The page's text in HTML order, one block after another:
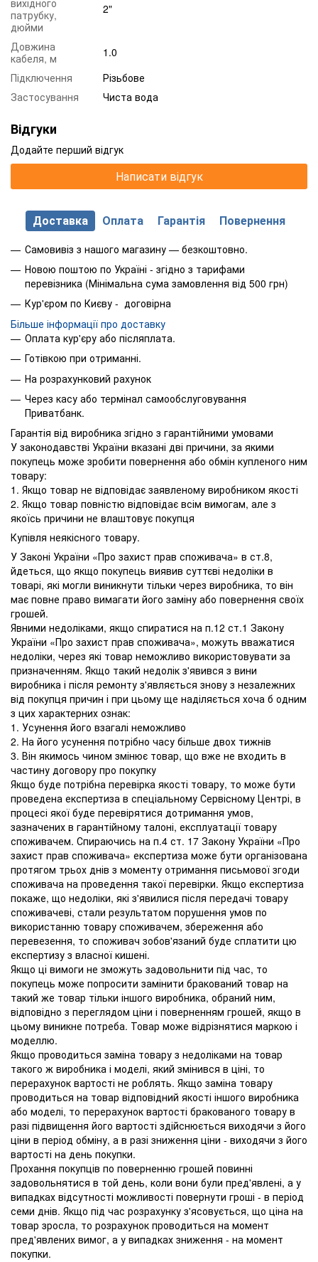
патрубку,
дюйми
2"
Довжина
кабеля, м
1.0
Підключення
Різьбове
Застосування
Чиста вода
Відгуки
Додайте перший відгук
Написати відгук
Доставка Оплата Гарантія Повернення
Самовивіз з нашого магазину — безкоштовно.
Новою поштою по Україні - згідно з тарифами
перевізника (Мінімальна сума замовлення від 500 грн)
Кур'єром по Києву - договірна
Більше інформації про доставку
Оплата кур'єру або післяплата.
Готівкою при отриманні.
На розрахунковий рахунок
Через касу або термінал самообслуговування
Приватбанк.
Гарантія від виробника згідно з гарантійними умовами
У законодавстві України вказані дві причини, за якими
покупець може зробити повернення або обмін купленого ним
товару:
1. Якщо товар не відповідає заявленому виробником якості
2. Якщо товар повністю відповідає всім вимогам, але з
якоїсь причини не влаштовує покупця
Купівля неякісного товару.
У Законі України «Про захист прав споживача» в ст.8,
йдеться, що якщо покупець виявив суттєві недоліки в
товарі, які могли виникнути тільки через виробника, то він
має повне право вимагати його заміну або повернення своїх
грошей.
Явними недоліками, якщо спиратися на п.12 ст.1 Закону
України «Про захист прав споживача», можуть вважатися
недоліки, через які товар неможливо використовувати за
призначенням. Якщо такий недолік з'явився з вини
виробника і після ремонту з'являється знову з незалежних
від покупця причин і при цьому ще наділяється хоча б одним
з цих характерних ознак:
1. Усунення його взагалі неможливо
2. На його усунення потрібно часу більше двох тижнів
3. Він якимось чином змінює товар, що вже не входить в
частину договору про покупку
Якщо буде потрібна перевірка якості товару, то може бути
проведена експертиза в спеціальному Сервісному Центрі, в
процесі якої буде перевірятися дотримання умов,
зазначених в гарантійному талоні, експлуатації товару
споживачем. Спираючись на п.4 ст. 17 Закону України «Про
захист прав споживача» експертиза може бути організована
протягом трьох днів з моменту отримання письмової згоди
споживача на проведення такої перевірки. Якщо експертиза
покаже, що недоліки, які з'явилися після передачі товару
споживачеві, стали результатом порушення умов по
використанню товару споживачем, збереження або
перевезення, то споживач зобов'язаний буде сплатити цю
експертизу з власної кишені.
Якщо ці вимоги не зможуть задовольнити під час, то
покупець може попросити замінити бракований товар на
такий же товар тільки іншого виробника, обраний ним,
відповідно з переглядом ціни і поверненням грошей, якщо в
цьому виникне потреба. Товар може відрізнятися маркою і
моделлю.
Якщо проводиться заміна товару з недоліками на товар
такого ж виробника і моделі, який змінився в ціні, то
перерахунок вартості не роблять. Якщо заміна товару
проводиться на товар відповідний якості іншого виробника
або моделі, то перерахунок вартості бракованого товару в
разі підвищення його вартості здійснюється виходячи з його
ціни в період обміну, а в разі зниження ціни - виходячи з його
вартості на день покупки.
Прохання покупців по поверненню грошей повинні
задовольнятися в той день, коли вони були пред'явлені, а у
випадках відсутності можливості повернути гроші - в період
семи днів. Якщо під час розрахунку з'ясовується, що ціна на
товар зросла, то розрахунок проводиться на момент
пред'явлених вимог, а у випадках зниження - на момент
покупки.